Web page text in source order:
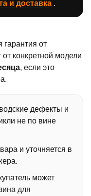
и доставка .
гарантия от
конкретной модели
, если это
дефекты и
не по вине
и уточняется в
может
для